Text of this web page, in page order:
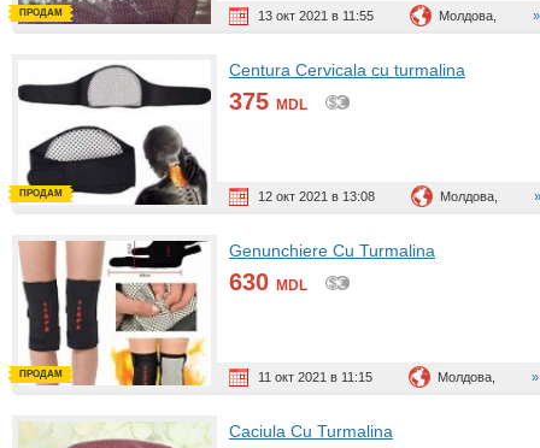
13 окт 2021 в 11:55 Молдова,
ПРОДАМ
Centura Cervicala cu turmalina
375 MDL
12 окт 2021 в 13:08 Молдова,
ПРОДАМ
Genunchiere Cu Turmalina
630 MDL
11 окт 2021 в 11:15 Молдова,
ПРОДАМ
Caciula Cu Turmalina